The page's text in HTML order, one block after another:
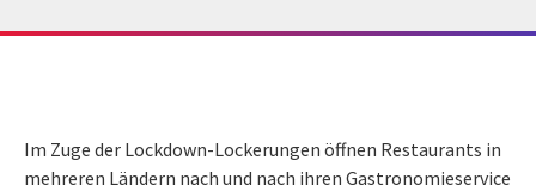
Im Zuge der Lockdown-Lockerungen öffnen Restaurants in
mehreren Ländern nach und nach ihren Gastronomieservice